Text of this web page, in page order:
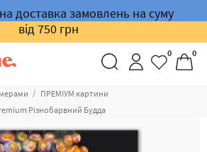
доставка замовлень на суму
від 750 грн
0 0
ПРЕМІУМ картини
Різнобарвний Будда